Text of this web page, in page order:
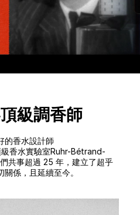
級調香師
的香水設計師
香水實驗室Ruhr-Bétrand-
共事超過 25 年，建立了超乎
係，且延續至今。